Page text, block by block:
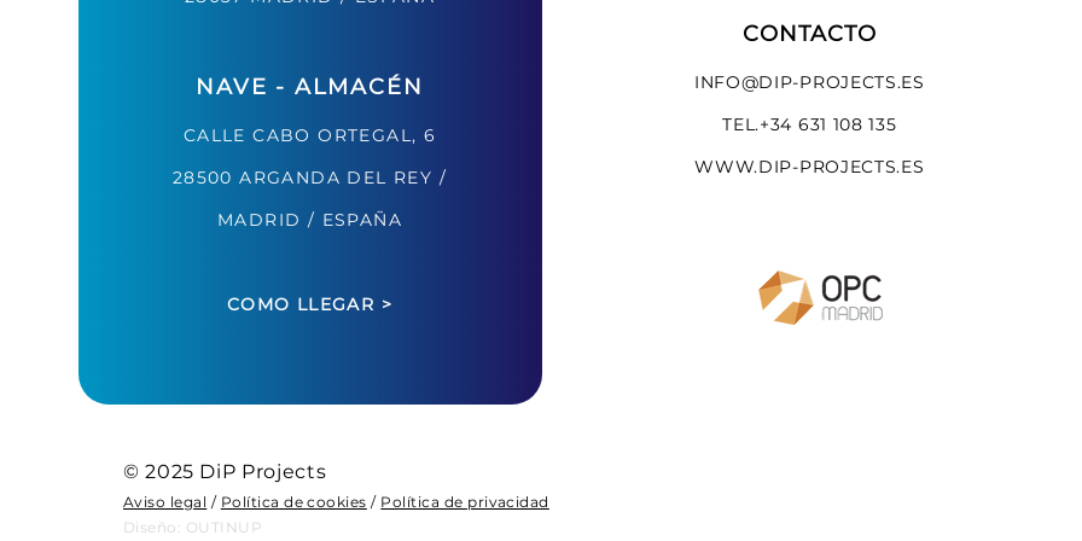
DISEÑO Y CREA. DiP_AALTO
NAVE - ALMACÉN
CALLE CABO ORTEGAL, 6
28500 ARGANDA DEL REY /
MADRID / ESPAÑA
COMO LLEGAR >
CONTACTO
INFO@DIP-PROJECTS.ES
TEL.+34 631 108 135
WWW.DIP-PROJECTS.ES
© 2025 DiP Projects
Aviso legal / Política de cookies / Política de privacidad
Diseño: OUTINUP